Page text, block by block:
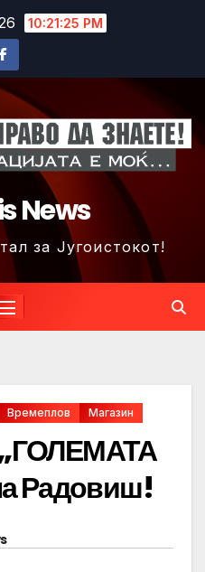
10:21:27 PM
News
за Југоистокот!
Времеплов Магазин
„ГОЛЕМАТА
Радовиш!